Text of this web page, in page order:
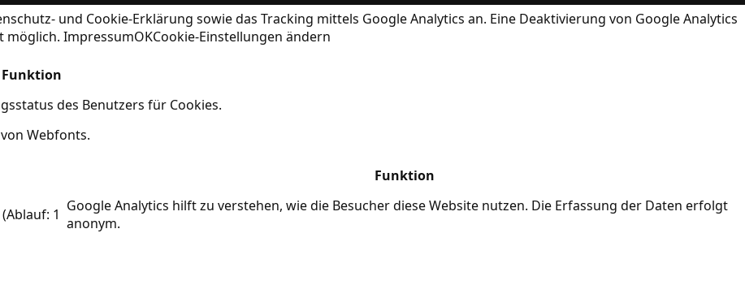
und Cookie-Erklärung sowie das Tracking mittels Google Analytics an. Eine Deaktivierung von Google Analytics
möglich. ImpressumOKCookie-Einstellungen ändern
Funktion
des Benutzers für Cookies.
Webfonts.
Funktion
1 Google Analytics hilft zu verstehen, wie die Besucher diese Website nutzen. Die Erfassung der Daten erfolgt
anonym.